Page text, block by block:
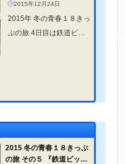
リ５スタンプラリー 伊豆箱
根鉄...
2015年12月24日
2015年 冬の青春１８きっ
ぷの旅 4日目は鉄道ビッ
2015 冬の青春１８きっぷ
の旅 その５ 『鉄道ビック